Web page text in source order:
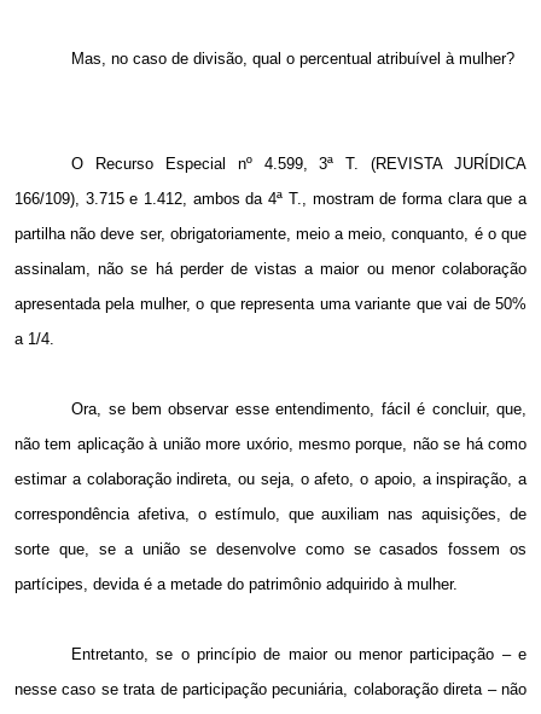
Mas, no caso de divisão, qual o percentual atribuível à mulher?
O Recurso Especial nº 4.599, 3ª T. (REVISTA JURÍDICA
166/109), 3.715 e 1.412, ambos da 4ª T., mostram de forma clara que a
partilha não deve ser, obrigatoriamente, meio a meio, conquanto, é o que
assinalam, não se há perder de vistas a maior ou menor colaboração
apresentada pela mulher, o que representa uma variante que vai de 50%
a 1/4.
Ora, se bem observar esse entendimento, fácil é concluir, que,
não tem aplicação à união more uxório, mesmo porque, não se há como
estimar a colaboração indireta, ou seja, o afeto, o apoio, a inspiração, a
correspondência afetiva, o estímulo, que auxiliam nas aquisições, de
sorte que, se a união se desenvolve como se casados fossem os
partícipes, devida é a metade do patrimônio adquirido à mulher.
Entretanto, se o princípio de maior ou menor participação – e
nesse caso se trata de participação pecuniária, colaboração direta – não